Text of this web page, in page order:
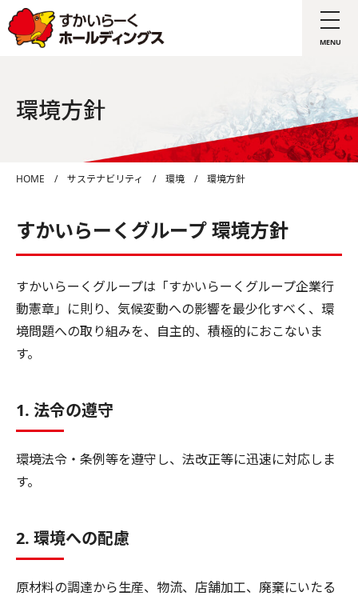
環境方針
HOME / サステナビリティ / 環境 / 環境方針
すかいらーくグループ 環境方針
すかいらーくグループは「すかいらーくグループ企業行
動憲章」に則り、気候変動への影響を最少化すべく、環
境問題への取り組みを、自主的、積極的におこないま
す。
1. 法令の遵守
環境法令・条例等を遵守し、法改正等に迅速に対応しま
す。
2. 環境への配慮
原材料の調達から生産、物流、店舗加工、廃棄にいたる